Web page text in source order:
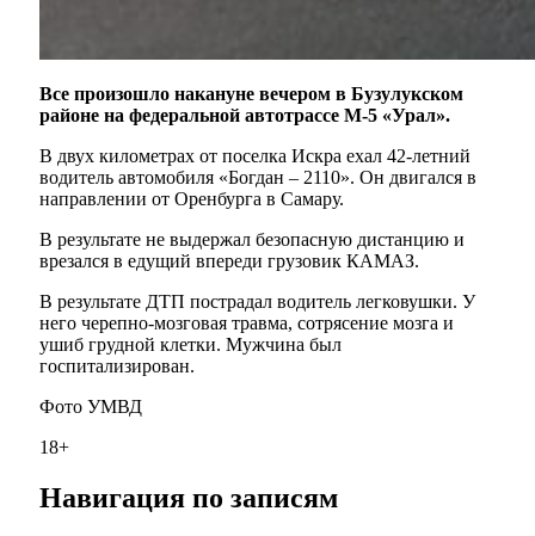
Все произошло накануне вечером в Бузулукском
районе на федеральной автотрассе М-5 «Урал».
В двух километрах от поселка Искра ехал 42-летний
водитель автомобиля «Богдан – 2110». Он двигался в
направлении от Оренбурга в Самару.
В результате не выдержал безопасную дистанцию и
врезался в едущий впереди грузовик КАМАЗ.
В результате ДТП пострадал водитель легковушки. У
него черепно-мозговая травма, сотрясение мозга и
ушиб грудной клетки. Мужчина был
госпитализирован.
Фото УМВД
18+
Навигация по записям